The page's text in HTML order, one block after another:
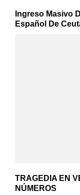
Ingreso Masivo
Español De
TRAGEDIA EN
NÚMEROS